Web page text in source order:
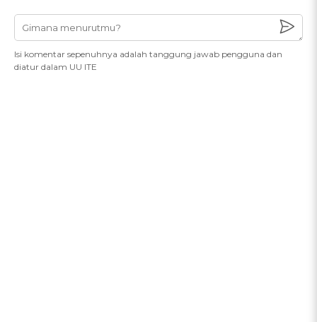
Isi komentar sepenuhnya adalah tanggung jawab pengguna dan
diatur dalam UU ITE